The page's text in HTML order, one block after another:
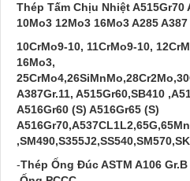
Thép Tấm Chịu Nhiệt A515Gr70
10Mo3 12Mo3 16Mo3 A285 A387
10CrMo9-10, 11CrMo9-10,
16Mo3,
A387Gr.11, A515Gr60,SB410
A516Gr60 (S) A516Gr65 (S)
-Thép Ống Đúc ASTM A106